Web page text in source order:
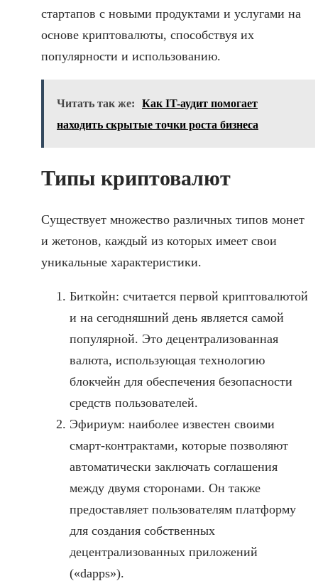
стартапов с новыми продуктами и услугами на
основе криптовалюты, способствуя их
популярности и использованию.
Читать так же:
Как IT-аудит помогает
находить скрытые точки роста бизнеса
Типы криптовалют
Существует множество различных типов монет
и жетонов, каждый из которых имеет свои
уникальные характеристики.
Биткойн: считается первой криптовалютой
и на сегодняшний день является самой
популярной. Это децентрализованная
валюта, использующая технологию
блокчейн для обеспечения безопасности
средств пользователей.
Эфириум: наиболее известен своими
смарт-контрактами, которые позволяют
автоматически заключать соглашения
между двумя сторонами. Он также
предоставляет пользователям платформу
для создания собственных
децентрализованных приложений
(«dapps»).